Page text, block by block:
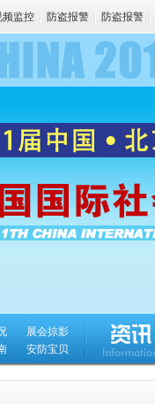
频监控 防盗报警 防盗报警
展会掠影
安防宝贝